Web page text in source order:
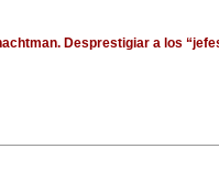
Desprestigiar a los